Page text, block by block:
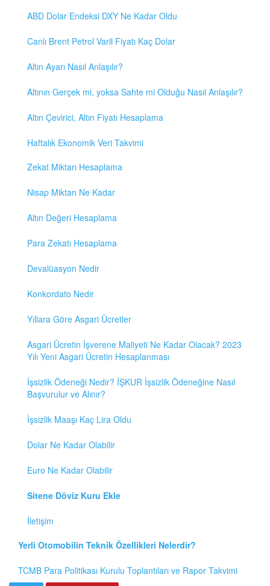
ABD Dolar Endeksi DXY Ne Kadar Oldu
Canlı Brent Petrol Varil Fiyatı Kaç Dolar
Altın Ayarı Nasıl Anlaşılır?
Altının Gerçek mi, yoksa Sahte mi Olduğu Nasıl Anlaşılır?
Altın Çevirici, Altın Fiyatı Hesaplama
Haftalık Ekonomik Veri Takvimi
Zekat Miktarı Hesaplama
Nisap Miktarı Ne Kadar
Altın Değeri Hesaplama
Para Zekatı Hesaplama
Devalüasyon Nedir
Konkordato Nedir
Yıllara Göre Asgari Ücretler
Asgari Ücretin İşverene Maliyeti Ne Kadar Olacak? 2023
Yılı Yeni Asgari Ücretin Hesaplanması
İşsizlik Ödeneği Nedir? İŞKUR İşsizlik Ödeneğine Nasıl
Başvurulur ve Alınır?
İşsizlik Maaşı Kaç Lira Oldu
Dolar Ne Kadar Olabilir
Euro Ne Kadar Olabilir
Sitene Döviz Kuru Ekle
İletişim
Yerli Otomobilin Teknik Özellikleri Nelerdir?
TCMB Para Politikası Kurulu Toplantıları ve Rapor Takvimi